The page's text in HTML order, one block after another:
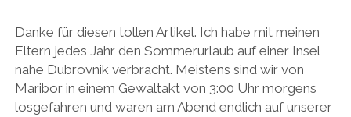
Danke für diesen tollen Artikel. Ich habe mit meinen
Eltern jedes Jahr den Sommerurlaub auf einer Insel
nahe Dubrovnik verbracht. Meistens sind wir von
Maribor in einem Gewaltakt von 3:00 Uhr morgens
losgefahren und waren am Abend endlich auf unserer